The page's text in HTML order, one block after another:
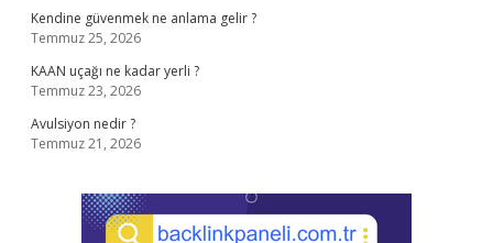
Kendine güvenmek ne anlama gelir ?
Temmuz 25, 2026
KAAN uçağı ne kadar yerli ?
Temmuz 23, 2026
Avulsiyon nedir ?
Temmuz 21, 2026